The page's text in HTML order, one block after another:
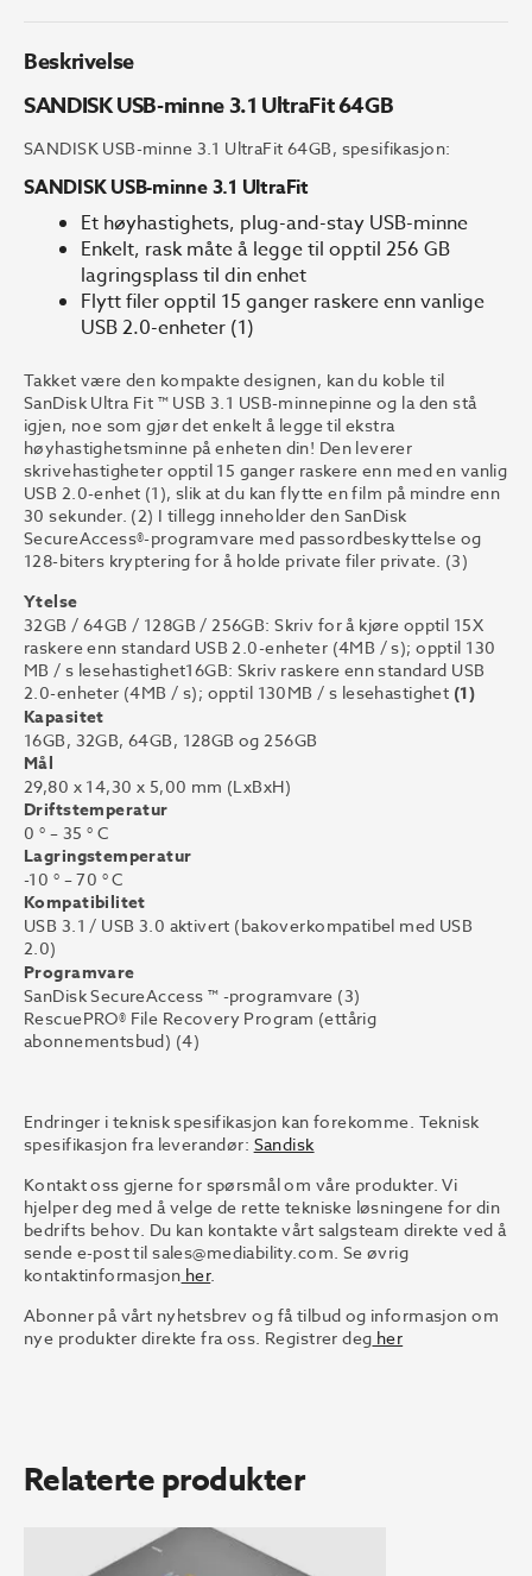
Beskrivelse
SANDISK USB-minne 3.1 UltraFit 64GB
SANDISK USB-minne 3.1 UltraFit 64GB, spesifikasjon:
SANDISK USB-minne 3.1 UltraFit
Et høyhastighets, plug-and-stay USB-minne
Enkelt, rask måte å legge til opptil 256 GB
lagringsplass til din enhet
Flytt filer opptil 15 ganger raskere enn vanlige
USB 2.0-enheter (1)
Takket være den kompakte designen, kan du koble til
SanDisk Ultra Fit ™ USB 3.1 USB-minnepinne og la den stå
igjen, noe som gjør det enkelt å legge til ekstra
høyhastighetsminne på enheten din! Den leverer
skrivehastigheter opptil 15 ganger raskere enn med en vanlig
USB 2.0-enhet (1), slik at du kan flytte en film på mindre enn
30 sekunder. (2) I tillegg inneholder den SanDisk
SecureAccess®-programvare med passordbeskyttelse og
128-biters kryptering for å holde private filer private. (3)
Ytelse
32GB / 64GB / 128GB / 256GB: Skriv for å kjøre opptil 15X
raskere enn standard USB 2.0-enheter (4MB / s); opptil 130
MB / s lesehastighet16GB: Skriv raskere enn standard USB
2.0-enheter (4MB / s); opptil 130MB / s lesehastighet (1)
Kapasitet
16GB, 32GB, 64GB, 128GB og 256GB
Mål
29,80 x 14,30 x 5,00 mm (LxBxH)
Driftstemperatur
0 ° – 35 ° C
Lagringstemperatur
-10 ° – 70 ° C
Kompatibilitet
USB 3.1 / USB 3.0 aktivert (bakoverkompatibel med USB
2.0)
Programvare
SanDisk SecureAccess ™ -programvare (3)
RescuePRO® File Recovery Program (ettårig
abonnementsbud) (4)
Endringer i teknisk spesifikasjon kan forekomme. Teknisk
spesifikasjon fra leverandør: Sandisk
Kontakt oss gjerne for spørsmål om våre produkter. Vi
hjelper deg med å velge de rette tekniske løsningene for din
bedrifts behov. Du kan kontakte vårt salgsteam direkte ved å
sende e-post tilsales@mediability.com. Se øvrig
kontaktinformasjon her.
Abonner på vårt nyhetsbrev og få tilbud og informasjon om
nye produkter direkte fra oss. Registrer deg her
Relaterte produkter